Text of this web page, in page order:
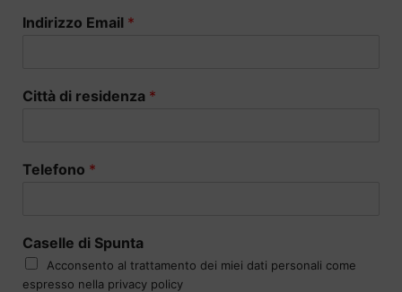
Indirizzo Email *
Città di residenza *
Telefono *
Caselle di Spunta
Acconsento al trattamento dei miei dati personali come
espresso nella privacy policy